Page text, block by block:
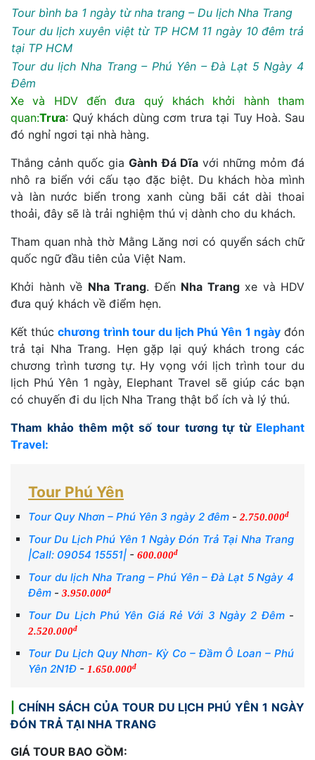
Tour bình ba 1 ngày từ nha trang – Du lịch Nha Trang
Tour du lịch xuyên việt từ TP HCM 11 ngày 10 đêm trả
tại TP HCM
Tour du lịch Nha Trang – Phú Yên – Đà Lạt 5 Ngày 4
Đêm
Xe và HDV đến đưa quý khách khởi hành tham
quan:Trưa: Quý khách dùng cơm trưa tại Tuy Hoà. Sau
đó nghỉ ngơi tại nhà hàng.
Thắng cảnh quốc giaGành Đá Dĩavới những mỏm đá
nhô ra biển với cấu tạo đặc biệt. Du khách hòa mình
và làn nước biển trong xanh cùng bãi cát dài thoai
thoải, đây sẽ là trải nghiệm thú vị dành cho du khách.
Tham quan nhà thờ Mằng Lăng nơi có quyển sách chữ
quốc ngữ đầu tiên của Việt Nam.
Khởi hành về Nha Trang. Đến Nha Trangxe và HDV
đưa quý khách về điểm hẹn.
Kết thúcchương trình tour du lịch Phú Yên 1 ngàyđón
trả tại Nha Trang. Hẹn gặp lại quý khách trong các
chương trình tương tự. Hy vọng với lịch trình tour du
lịch Phú Yên 1 ngày, Elephant Travel sẽ giúp các bạn
có chuyến đi du lịch Nha Trang thật bổ ích và lý thú.
Tham khảo thêm một số tour tương tự từ Elephant
Travel:
Tour Phú Yên
Tour Quy Nhơn – Phú Yên 3 ngày 2 đêm -2.750.000đ
Tour Du Lịch Phú Yên 1 Ngày Đón Trả Tại Nha Trang
|Call: 09054 15551| - 600.000đ
Tour du lịch Nha Trang – Phú Yên – Đà Lạt 5 Ngày 4
Đêm - 3.950.000đ
Tour Du Lịch Phú Yên Giá Rẻ Với 3 Ngày 2 Đêm-
2.520.000đ
Tour Du Lịch Quy Nhơn- Kỳ Co – Đầm Ô Loan – Phú
Yên 2N1Đ - 1.650.000đ
CHÍNH SÁCH CỦA TOUR DU LỊCH PHÚ YÊN 1 NGÀY
ĐÓN TRẢ TẠI NHA TRANG
GIÁ TOUR BAO GỒM: